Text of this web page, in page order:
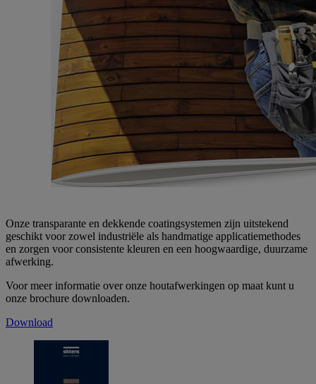
Onze transparante en dekkende coatingsystemen zijn uitstekend
geschikt voor zowel industriële als handmatige applicatiemethodes
en zorgen voor consistente kleuren en een hoogwaardige, duurzame
afwerking.
Voor meer informatie over onze houtafwerkingen op maat kunt u
onze brochure downloaden.
Download